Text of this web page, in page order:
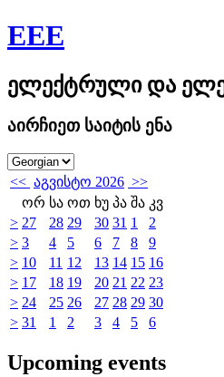
EEE
ელექტრული და
აირჩიეთ საიტის ენა
<< აგვისტო 2026 >>
ორ სა ოთ ხუ პა შა კვ
> 27 28 29 30 31 1
2
> 3 4 5 6 7 8
9
> 10 11 12 13 14 15 16
> 17 18 19 20 21 22 23
> 24 25 26 27 28 29 30
> 31 1 2 3 4 5 6
Upcoming events